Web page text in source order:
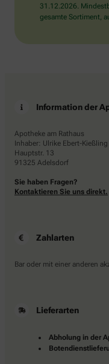
31.12.2026.
gesamte Sortiment,
Information der
Apotheke am Rathaus
Inhaber: Ulrike Ebert-Kießling
Hauptstr. 13
91325 Adelsdorf
Sie haben Fragen?
Kontaktieren Sie uns direkt.
Zahlarten
Bar oder mit einer anderen
Lieferarten
Abholung in der